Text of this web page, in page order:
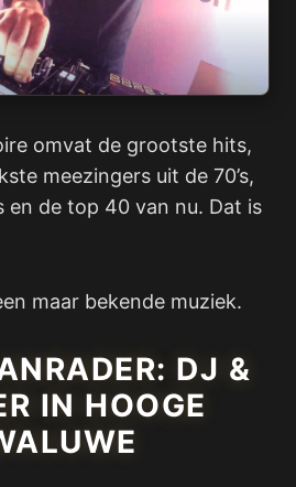
omvat de grootste hits,
meezingers uit de 70’s,
en de top 40 van nu. Dat is
maar bekende muziek.
DJ &
IN HOOGE